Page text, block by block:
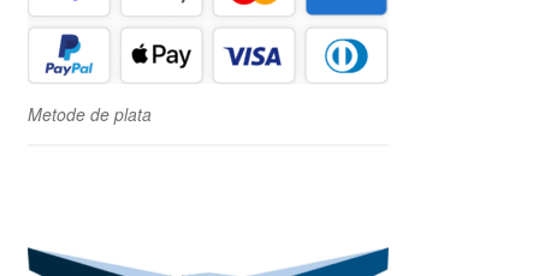
Metode de plata